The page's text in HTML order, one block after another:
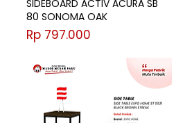
SIDEBOARD ACTIV ACURA SB
80 SONOMA OAK
Harga
Rp 797.000